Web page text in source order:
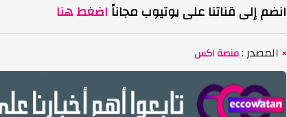
انضم إلى قناتنا على يوتيوب مجاناً اضغط هنا
المصدر : منصة اكس ×